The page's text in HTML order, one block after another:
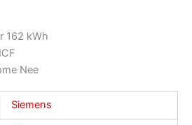
162 kWh
Nee
Siemens